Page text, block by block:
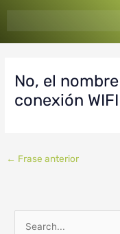
No, el
conexión
← Frase anterior